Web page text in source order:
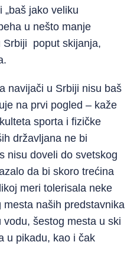
jako veliku
u nešto manje
Srbiji poput skijanja,
navijači u Srbiji nisu baš
na prvi pogled – kaže
sporta i fizičke
državljana ne bi
nisu doveli do svetskog
da bi skoro trećina
meri tolerisala neke
naših predstavnika
šestog mesta u ski
u pikadu, kao i čak